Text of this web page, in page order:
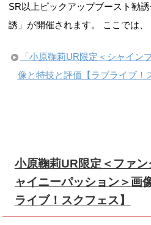
SR以上ピックアップブースト勧
誘」が開催されます。 ここでは、
「小原鞠莉UR限定＜シャイン
像と特技と評価【ラブライブ！
小原鞠莉UR限定＜ファ
ャイニーパッション＞画
ライブ！スクフェス】